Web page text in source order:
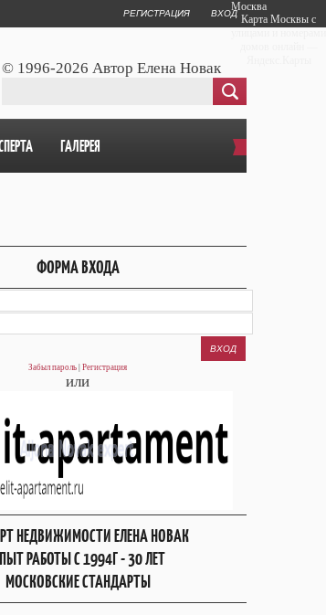
РЕГИСТРАЦИЯ ВХОД
© 1996-2026 Автор Елена Новак
ГАЛЕРЕЯ
ФОРМА ВХОДА
Забыл пароль Регистрация
или
НЕДВИЖИМОСТИ ЕЛЕНА НОВАК
РАБОТЫ С 1994Г - 30 ЛЕТ
МОСКОВСКИЕ СТАНДАРТЫ
Москва
Карта Москвы с